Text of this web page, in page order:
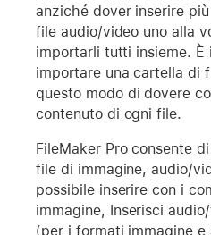
anziché dover inserire
file audio/video uno alla
importarli tutti insieme. È
importare una cartella di
questo modo di dovere
contenuto di ogni file.
FileMaker Pro consente
file di immagine, audio/
possibile inserire con i
immagine, Inserisci
(per i formati immagine e